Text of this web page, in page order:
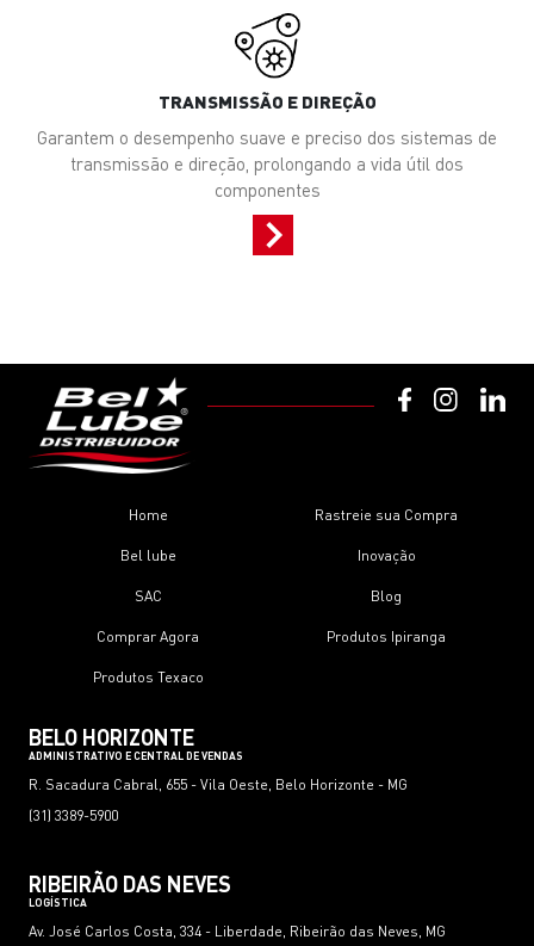
TRANSMISSÃO E DIREÇÃO
Garantem o desempenho suave e preciso dos sistemas de
transmissão e direção, prolongando a vida útil dos
componentes
Home Rastreie sua Compra
Bel lube Inovação
SAC Blog
Comprar Agora Produtos Ipiranga
Produtos Texaco
BELO HORIZONTE
ADMINISTRATIVO E CENTRAL DE VENDAS
R. Sacadura Cabral, 655 - Vila Oeste, Belo Horizonte - MG
(31) 3389-5900
RIBEIRÃO DAS NEVES
LOGÍSTICA
Av. José Carlos Costa, 334 - Liberdade, Ribeirão das Neves, MG